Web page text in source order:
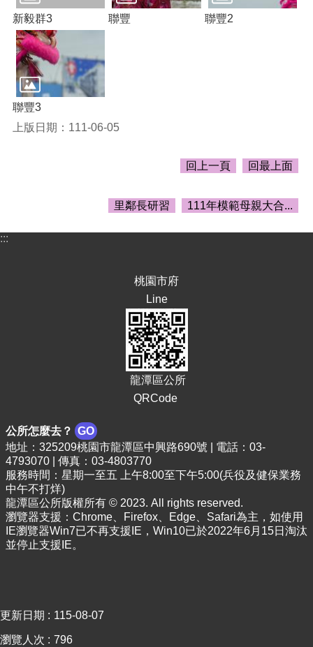
府
E
n
g
s
h
全
政
策
新毅群3 聯豐 聯豐2
聯豐3
上版日期：111-06-05
回上一頁 回最上面
里鄰長研習 111年模範母親大合...
:::
桃園市府
Line
龍潭區公所
QRCode
公所怎麼去？ GO
地址：325209桃園市龍潭區中興路690號 | 電話：03-
4793070 | 傳真：03-4803770
服務時間：星期一至五 上午8:00至下午5:00(兵役及健保業務
中午不打烊)
龍潭區公所版權所有 © 2023. All rights reserved.
瀏覽器支援：Chrome、Firefox、Edge、Safari為主，如使用
IE瀏覽器Win7已不再支援IE，Win10已於2022年6月15日淘汰
並停止支援IE。
更新日期 115-08-07
瀏覽人次 796